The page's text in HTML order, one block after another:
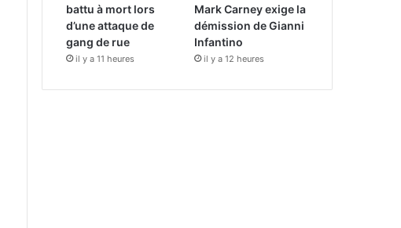
battu à mort lors
d’une attaque de
gang de rue
il y a 11 heures
Mark Carney exige la
démission de Gianni
Infantino
il y a 12 heures